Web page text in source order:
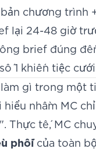
chương trình
lại 24-48 giờ
brief đúng
1 khiến tiệc
gì trong một
hiểu nhầm MC
Thực tế, MC
phốicủa toàn